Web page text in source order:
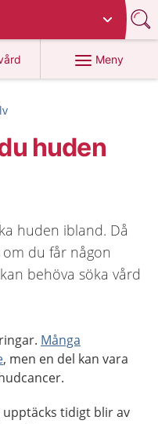
Meny
huden
huden ibland. Då
du får någon
behöva söka vård
Många
, men en del kan vara
tidigt blir av